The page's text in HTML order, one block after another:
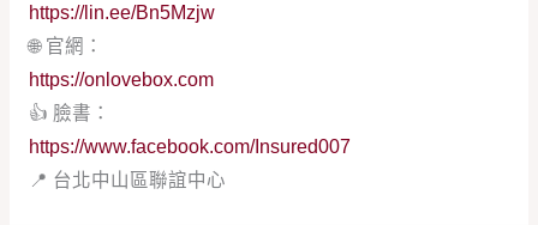
https://lin.ee/Bn5Mzjw
🌐 官網：
https://onlovebox.com
👍 臉書：
https://www.facebook.com/Insured007
📍 台北中山區聯誼中心